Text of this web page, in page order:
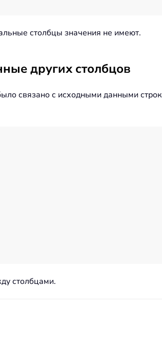
столбцы значения не имеют.
других столбцов
связано с исходными данными
столбцами.